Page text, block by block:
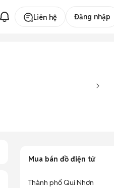
Liên hệ Đăng nhập
Mua bán đồ điện tử
Thành phố Qui Nhơn